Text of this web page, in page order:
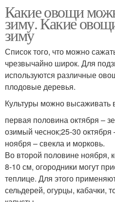
Какие овощи
зиму. Какие
зиму
Список того, что можно
чрезвычайно широк. Для
используются различные
плодовые деревья.
Культуры можно высаживать
первая половина октября –
озимый чеснок;25-30
ноября – свекла и морковь.
Во второй половине ноября,
8-10 см, огородники могут
теплице. Для этого
сельдерей, огурцы, кабачки,